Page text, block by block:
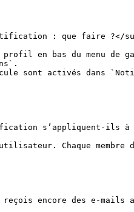
: que faire ?</
en bas du menu de
sont activés dans
s’appliquent-ils à
Chaque membre
reçois encore des e-